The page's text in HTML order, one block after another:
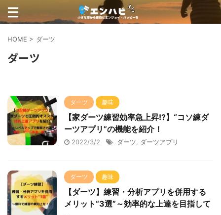
HOME > ダーツ
ダーツ
ダーツ 趣味
【家ダーツ練習効率急上昇!?】“コソ練ダ
ーツアプリ”の機能を紹介！
2022/3/2 ダーツ ダーツアプリ
ダーツ 趣味
【ダーツ】練習・分析アプリを併用する
メリット“3選”～効率的な上達を目指して